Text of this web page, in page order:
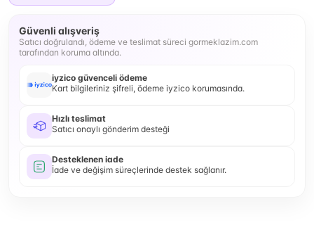
Güvenli alışveriş
Satıcı doğrulandı, ödeme ve teslimat süreci gormeklazim.com
tarafından koruma altında.
iyzico güvenceli ödeme
Kart bilgileriniz şifreli, ödeme iyzico korumasında.
Hızlı teslimat
Satıcı onaylı gönderim desteği
Desteklenen iade
İade ve değişim süreçlerinde destek sağlanır.